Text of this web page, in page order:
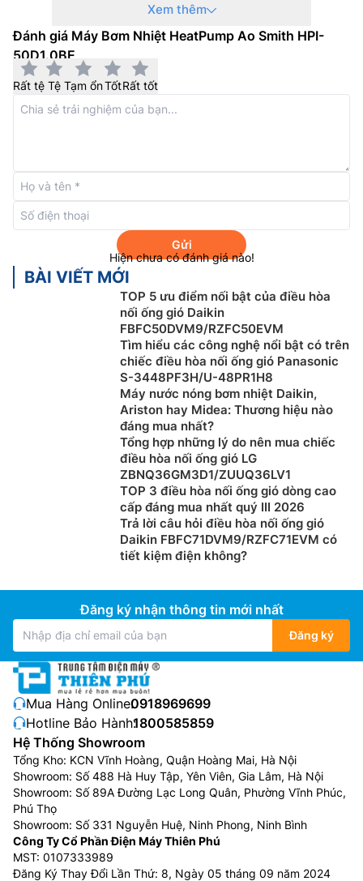
An toàn tuyệt đối
mòn, chống rò rỉ và chịu nhiệt 85 độ C. Ngoài ra máy
còn tích hợp tính năng tự động bảo vệ quá nhiệt và
quá áp.
Hoạt động liên tục trong mọi điều kiện thời
Hoạt động liên tục trong mọi điều kiện thời tiết để tạo
ra nước nóng với nhiệt độ mong muốn. Dễ dàng điều
chỉnh với màn hình cảm ứng và điều khiển từ xa.
Bên cạnh đó, Tính năng tự động học hỏi AES trong
độ vận hành linh hoạt: Tiết kiệm/Tiêu chuẩn/Làm nóng
nhanh.
Thân thiện với môi trường
Xem thêm
Đánh giá Máy Bơm Nhiệt HeatPump Ao Smith HPI-
50D1.0BE
Rất tệ Tệ Tạm ổnTốtRất tốt
Gửi
Hiện chưa có đánh giá nào!
BÀI VIẾT MỚI
TOP 5 ưu điểm nối bật của điều hòa
nối ống gió Daikin
FBFC50DVM9/RZFC50EVM
Tìm hiểu các công nghệ nổi bật có trên
chiếc điều hòa nối ống gió Panasonic
S-3448PF3H/U-48PR1H8
Máy nước nóng bơm nhiệt Daikin,
Ariston hay Midea: Thương hiệu nào
đáng mua nhất?
Tổng hợp những lý do nên mua chiếc
điều hòa nối ống gió LG
ZBNQ36GM3D1/ZUUQ36LV1
TOP 3 điều hòa nối ống gió dòng cao
cấp đáng mua nhất quý III 2026
Trả lời câu hỏi điều hòa nối ống gió
Daikin FBFC71DVM9/RZFC71EVM có
tiết kiệm điện không?
Đăng ký nhận thông tin mới nhất
Đăng ký
Mua Hàng Online:0918969699
Hotline Bảo Hành:1800585859
Hệ Thống Showroom
Tổng Kho: KCN Vĩnh Hoàng, Quận Hoàng Mai, Hà Nội
Showroom: Số 488 Hà Huy Tập, Yên Viên, Gia Lâm, Hà Nội
Showroom: Số 89A Đường Lạc Long Quân, Phường Vĩnh Phúc,
Phú Thọ
Showroom: Số 331 Nguyễn Huệ, Ninh Phong, Ninh Bình
Công Ty Cổ Phần Điện Máy Thiên Phú
MST: 0107333989
Đăng Ký Thay Đổi Lần Thứ: 8, Ngày 05 tháng 09 năm 2024